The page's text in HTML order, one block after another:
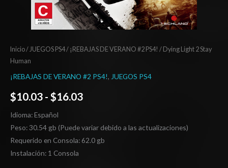
Inicio/ JUEGOS PS4/ ¡REBAJAS DE VERANO #2 PS4! / Dying Light 2 Stay
Human
¡REBAJAS DE VERANO #2 PS4!, JUEGOS PS4
$10.03 - $16.03
Idioma: Español
Peso: 30.54 gb (Puede variar debido a las actualizaciones)
Requerido en Consola: 62.0 gb
Instalación: 1 Consola